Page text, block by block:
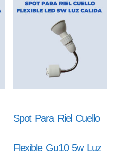
Spot Para Riel Cuello
Flexible Gu10 5w Luz